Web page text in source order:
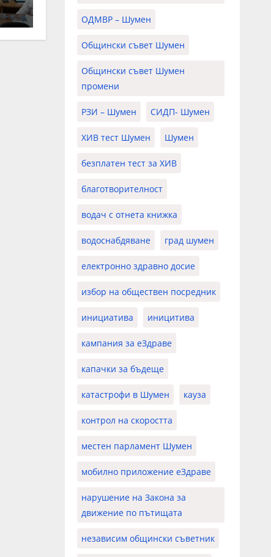
ОДМВР – Шумен
Общински съвет Шумен
Общински съвет Шумен
промени
РЗИ – Шумен СИДП- Шумен
ХИВ тест Шумен Шумен
безплатен тест за ХИВ
благотворителност
водач с отнета книжка
водоснабдяване град шумен
електронно здравно досие
избор на обществен посредник
инициатива иницитива
кампания за еЗдраве
капачки за бъдеще
катастрофи в Шумен кауза
контрол на скоростта
местен парламент Шумен
мобилно приложение еЗдраве
нарушение на Закона за
движение по пътищата
независим общински съветник